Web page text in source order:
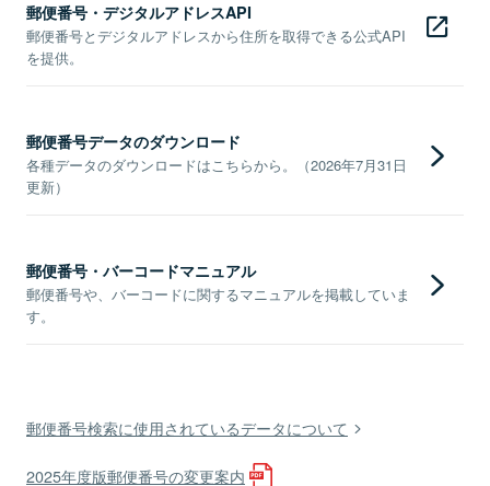
郵便番号・デジタルアドレスAPI
郵便番号とデジタルアドレスから住所を取得できる公式API
を提供。
郵便番号データのダウンロード
各種データのダウンロードはこちらから。（2026年7月31日
更新）
郵便番号・バーコードマニュアル
郵便番号や、バーコードに関するマニュアルを掲載していま
す。
郵便番号検索に使用されているデータについて
2025年度版郵便番号の変更案内